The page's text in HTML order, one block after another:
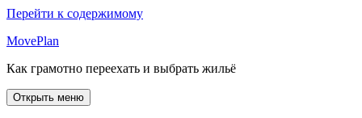
Перейти к содержимому
MovePlan
Как грамотно переехать и выбрать жильё
Открыть меню